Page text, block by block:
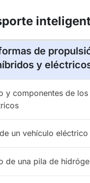
combustión: del
combustibles
de
y
y componentes de los
un vehículo eléctrico
de una pila de